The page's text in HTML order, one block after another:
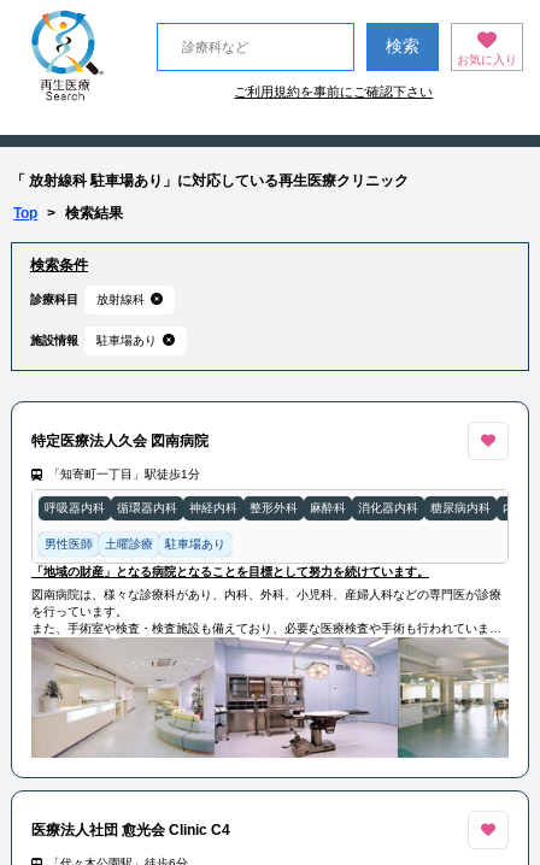
お気に入り
ご利用規約を事前にご確認下さい
「 放射線科 駐車場あり」に対応している再生医療クリニック
Top > 検索結果
検索条件
診療科目 放射線科
施設情報 駐車場あり
特定医療法人久会 図南病院
「知寄町一丁目」駅徒歩1分
呼吸器内科 循環器内科 神経内科 整形外科 麻酔科 消化器内科 糖尿病内科 内科
男性医師 土曜診療 駐車場あり
「地域の財産」となる病院となることを目標として努力を続けています。
図南病院は、様々な診療科があり、内科、外科、小児科、産婦人科などの専門医が診療
を行っています。
また、手術室や検査・検査施設も備えており、必要な医療検査や手術も行われていま
す。
図南病院は、地域の人々の健康をサポートするために、高い医療技術と温かい医療チー
ムが提供いたします。
今後も「地域の財産」となる病院となることを目標として努力を続けています。
医療法人社団 愈光会 Clinic C4